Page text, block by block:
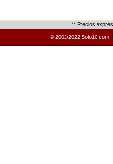
** Precios
© 2002/2022 Solo10.com